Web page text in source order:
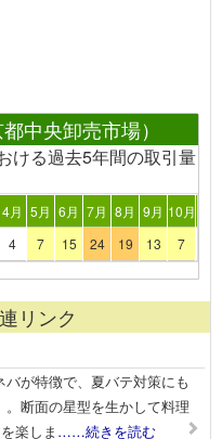
中央卸売市場）
ける過去5年間の取引量
4月 5月 6月 7月 8月 9月 10月
4 7 15 24 19 13 7
リンク
が特徴で、夏バテ対策にも
。断面の星型を生かして料理
楽しま ……続きを読む